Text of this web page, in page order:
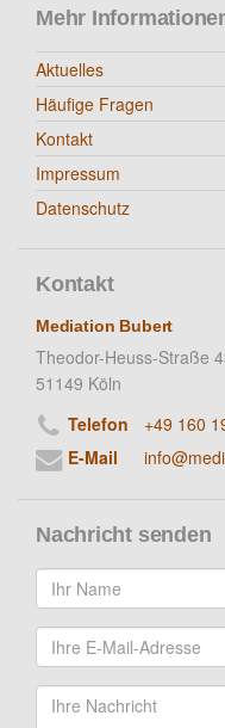
Mehr
Aktuelles
Häufige Fragen
Kontakt
Impressum
Datenschutz
Kontakt
Mediation Bubert
Theodor-Heuss-Straße
51149 Köln
Telefon
+49 160
E-Mail
Nachricht senden
Ihr
Name
*Ihre